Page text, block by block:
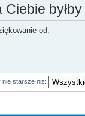
od:
nie starsze niż: